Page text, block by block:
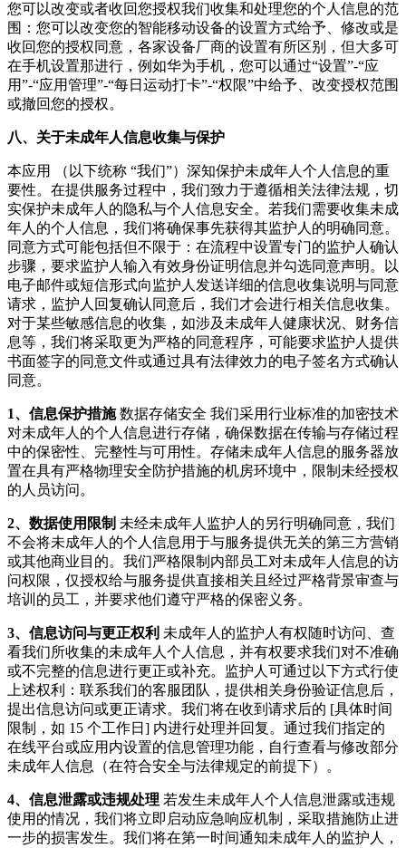
您可以改变或者收回您授权我们收集和处理您的个人信息的范
围：您可以改变您的智能移动设备的设置方式给予、修改或是
收回您的授权同意，各家设备厂商的设置有所区别，但大多可
在手机设置那进行，例如华为手机，您可以通过“设置”-“应
用”-“应用管理”-“每日运动打卡”-“权限”中给予、改变授权范围
或撤回您的授权。
八、关于未成年人信息收集与保护
本应用 （以下统称 “我们”）深知保护未成年人个人信息的重
要性。在提供服务过程中，我们致力于遵循相关法律法规，切
实保护未成年人的隐私与个人信息安全。若我们需要收集未成
年人的个人信息，我们将确保事先获得其监护人的明确同意。
同意方式可能包括但不限于：在流程中设置专门的监护人确认
步骤，要求监护人输入有效身份证明信息并勾选同意声明。以
电子邮件或短信形式向监护人发送详细的信息收集说明与同意
请求，监护人回复确认同意后，我们才会进行相关信息收集。
对于某些敏感信息的收集，如涉及未成年人健康状况、财务信
息等，我们将采取更为严格的同意程序，可能要求监护人提供
书面签字的同意文件或通过具有法律效力的电子签名方式确认
同意。
1、信息保护措施数据存储安全 我们采用行业标准的加密技术
对未成年人的个人信息进行存储，确保数据在传输与存储过程
中的保密性、完整性与可用性。存储未成年人信息的服务器放
置在具有严格物理安全防护措施的机房环境中，限制未经授权
的人员访问。
2、数据使用限制 未经未成年人监护人的另行明确同意，我们
不会将未成年人的个人信息用于与服务提供无关的第三方营销
或其他商业目的。我们严格限制内部员工对未成年人信息的访
问权限，仅授权给与服务提供直接相关且经过严格背景审查与
培训的员工，并要求他们遵守严格的保密义务。
3、信息访问与更正权利 未成年人的监护人有权随时访问、查
看我们所收集的未成年人个人信息，并有权要求我们对不准确
或不完整的信息进行更正或补充。监护人可通过以下方式行使
上述权利：联系我们的客服团队，提供相关身份验证信息后，
提出信息访问或更正请求。我们将在收到请求后的 [具体时间
限制，如 15 个工作日] 内进行处理并回复。通过我们指定的
在线平台或应用内设置的信息管理功能，自行查看与修改部分
未成年人信息（在符合安全与法律规定的前提下）。
4、信息泄露或违规处理 若发生未成年人个人信息泄露或违规
使用的情况，我们将立即启动应急响应机制，采取措施防止进
一步的损害发生。我们将在第一时间通知未成年人的监护人，